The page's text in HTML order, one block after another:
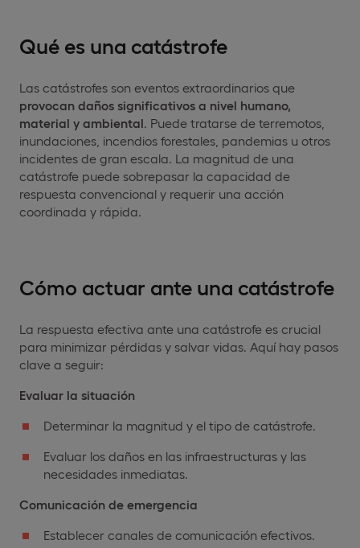
Qué es una catástrofe
Las catástrofes son eventos extraordinarios que
provocan daños significativos a nivel humano,
material y ambiental . Puede tratarse de terremotos,
inundaciones, incendios forestales, pandemias u otros
incidentes de gran escala. La magnitud de una
catástrofe puede sobrepasar la capacidad de
respuesta convencional y requerir una acción
coordinada y rápida.
Cómo actuar ante una catástrofe
La respuesta efectiva ante una catástrofe es crucial
para minimizar pérdidas y salvar vidas. Aquí hay pasos
clave a seguir:
Evaluar la situación
Determinar la magnitud y el tipo de catástrofe.
Evaluar los daños en las infraestructuras y las
necesidades inmediatas.
Comunicación de emergencia
Establecer canales de comunicación efectivos.